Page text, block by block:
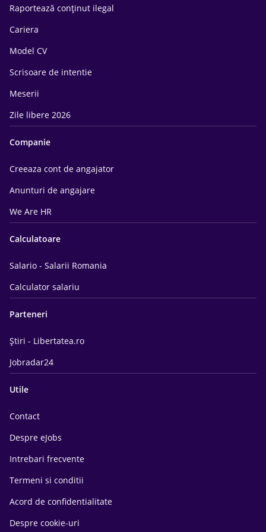
Raportează conținut ilegal
Cariera
Model CV
Scrisoare de intentie
Meserii
Zile libere 2026
Companie
Creeaza cont de angajator
Anunturi de angajare
We Are HR
Calculatoare
Salario - Salarii Romania
Calculator salariu
Parteneri
Știri - Libertatea.ro
Jobradar24
Utile
Contact
Despre eJobs
Intrebari frecvente
Termeni si conditii
Acord de confidentialitate
Despre cookie-uri